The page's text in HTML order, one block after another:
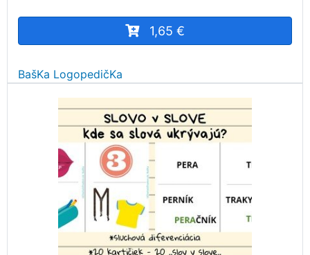
1,65 €
BašKa LogopedičKa